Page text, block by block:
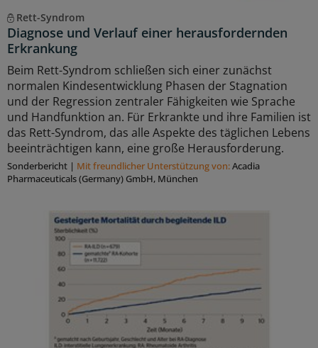
Rett-Syndrom
Diagnose und Verlauf einer herausfordernden
Erkrankung
Beim Rett-Syndrom schließen sich einer zunächst
normalen Kindesentwicklung Phasen der Stagnation
und der Regression zentraler Fähigkeiten wie Sprache
und Handfunktion an. Für Erkrankte und ihre Familien ist
das Rett-Syndrom, das alle Aspekte des täglichen Lebens
beeinträchtigen kann, eine große Herausforderung.
Sonderbericht | Mit freundlicher Unterstützung von:Acadia
Pharmaceuticals (Germany) GmbH, München